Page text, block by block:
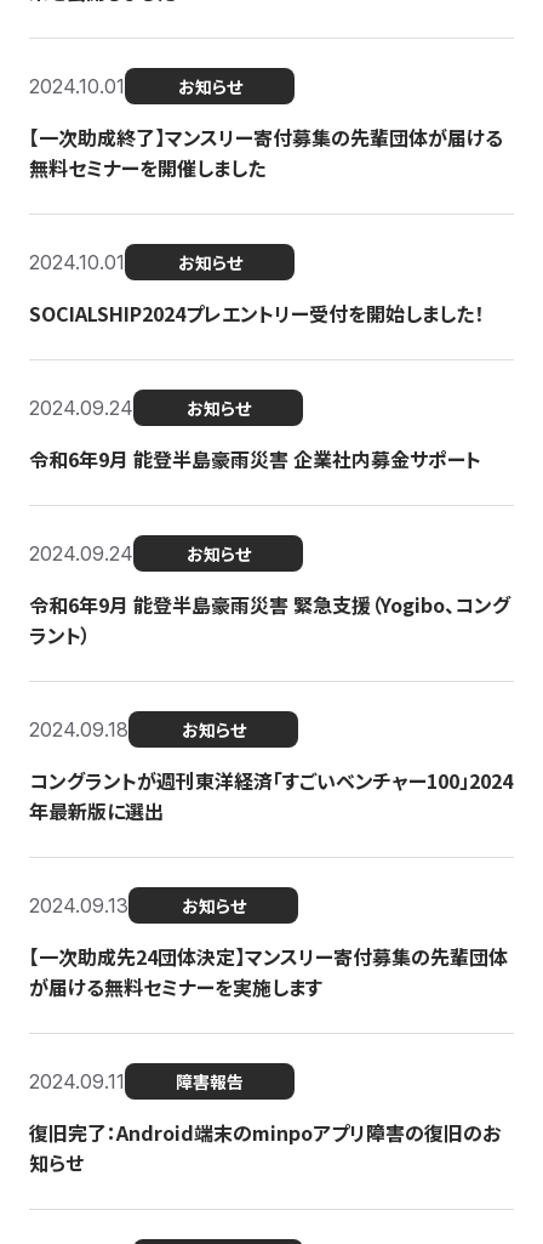
2024.10.01 お知らせ
【一次助成終了】マンスリー寄付募集の先輩団体が届ける
無料セミナーを開催しました
2024.10.01 お知らせ
SOCIALSHIP2024プレエントリー受付を開始しました！
2024.09.24 お知らせ
令和6年9月 能登半島豪雨災害 企業社内募金サポート
2024.09.24 お知らせ
令和6年9月 能登半島豪雨災害 緊急支援（Yogibo、コング
ラント）
2024.09.18 お知らせ
コングラントが週刊東洋経済「すごいベンチャー100」2024
年最新版に選出
2024.09.13 お知らせ
【一次助成先24団体決定】マンスリー寄付募集の先輩団体
が届ける無料セミナーを実施します
2024.09.11 障害報告
復旧完了：Android端末のminpoアプリ障害の復旧のお
知らせ